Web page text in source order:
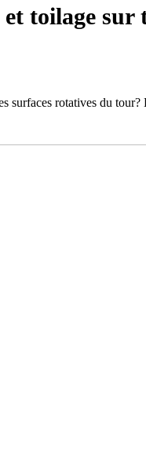
toilage
rotatives du